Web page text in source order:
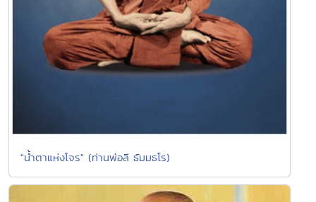
"น้ำตาแห่งโจร" (ท่านพ่อลี ธัมมธโร)